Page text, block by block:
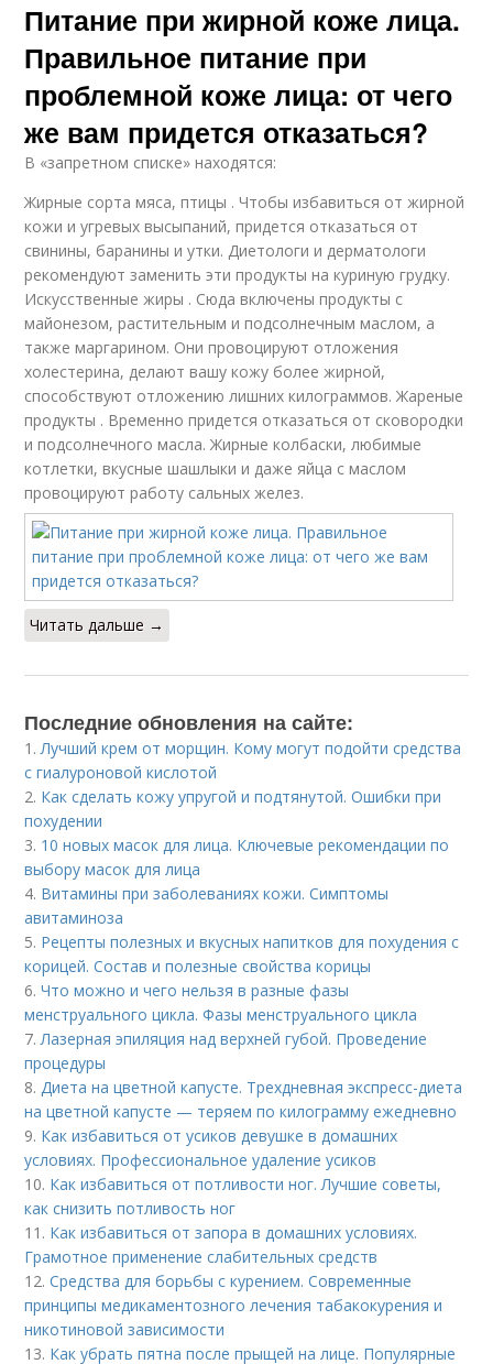
Питание при жирной коже лица.
Правильное питание при
проблемной коже лица: от чего
же вам придется отказаться?
В «запретном списке» находятся:
Жирные сорта мяса, птицы . Чтобы избавиться от жирной
кожи и угревых высыпаний, придется отказаться от
свинины, баранины и утки. Диетологи и дерматологи
рекомендуют заменить эти продукты на куриную грудку.
Искусственные жиры . Сюда включены продукты с
майонезом, растительным и подсолнечным маслом, а
также маргарином. Они провоцируют отложения
холестерина, делают вашу кожу более жирной,
способствуют отложению лишних килограммов. Жареные
продукты . Временно придется отказаться от сковородки
и подсолнечного масла. Жирные колбаски, любимые
котлетки, вкусные шашлыки и даже яйца с маслом
провоцируют работу сальных желез.
Читать дальше →
Последние обновления на сайте:
1.Лучший крем от морщин. Кому могут подойти средства
с гиалуроновой кислотой
2. Как сделать кожу упругой и подтянутой. Ошибки при
похудении
3. 10 новых масок для лица. Ключевые рекомендации по
выбору масок для лица
4. Витамины при заболеваниях кожи. Симптомы
авитаминоза
5. Рецепты полезных и вкусных напитков для похудения с
корицей. Состав и полезные свойства корицы
6.Что можно и чего нельзя в разные фазы
менструального цикла. Фазы менструального цикла
7.Лазерная эпиляция над верхней губой. Проведение
процедуры
8.Диета на цветной капусте. Трехдневная экспресс-диета
на цветной капусте — теряем по килограмму ежедневно
9. Как избавиться от усиков девушке в домашних
условиях. Профессиональное удаление усиков
10. Как избавиться от потливости ног. Лучшие советы,
как снизить потливость ног
11. Как избавиться от запора в домашних условиях.
Грамотное применение слабительных средств
12.Средства для борьбы с курением. Современные
принципы медикаментозного лечения табакокурения и
никотиновой зависимости
13. Как убрать пятна после прыщей на лице. Популярные